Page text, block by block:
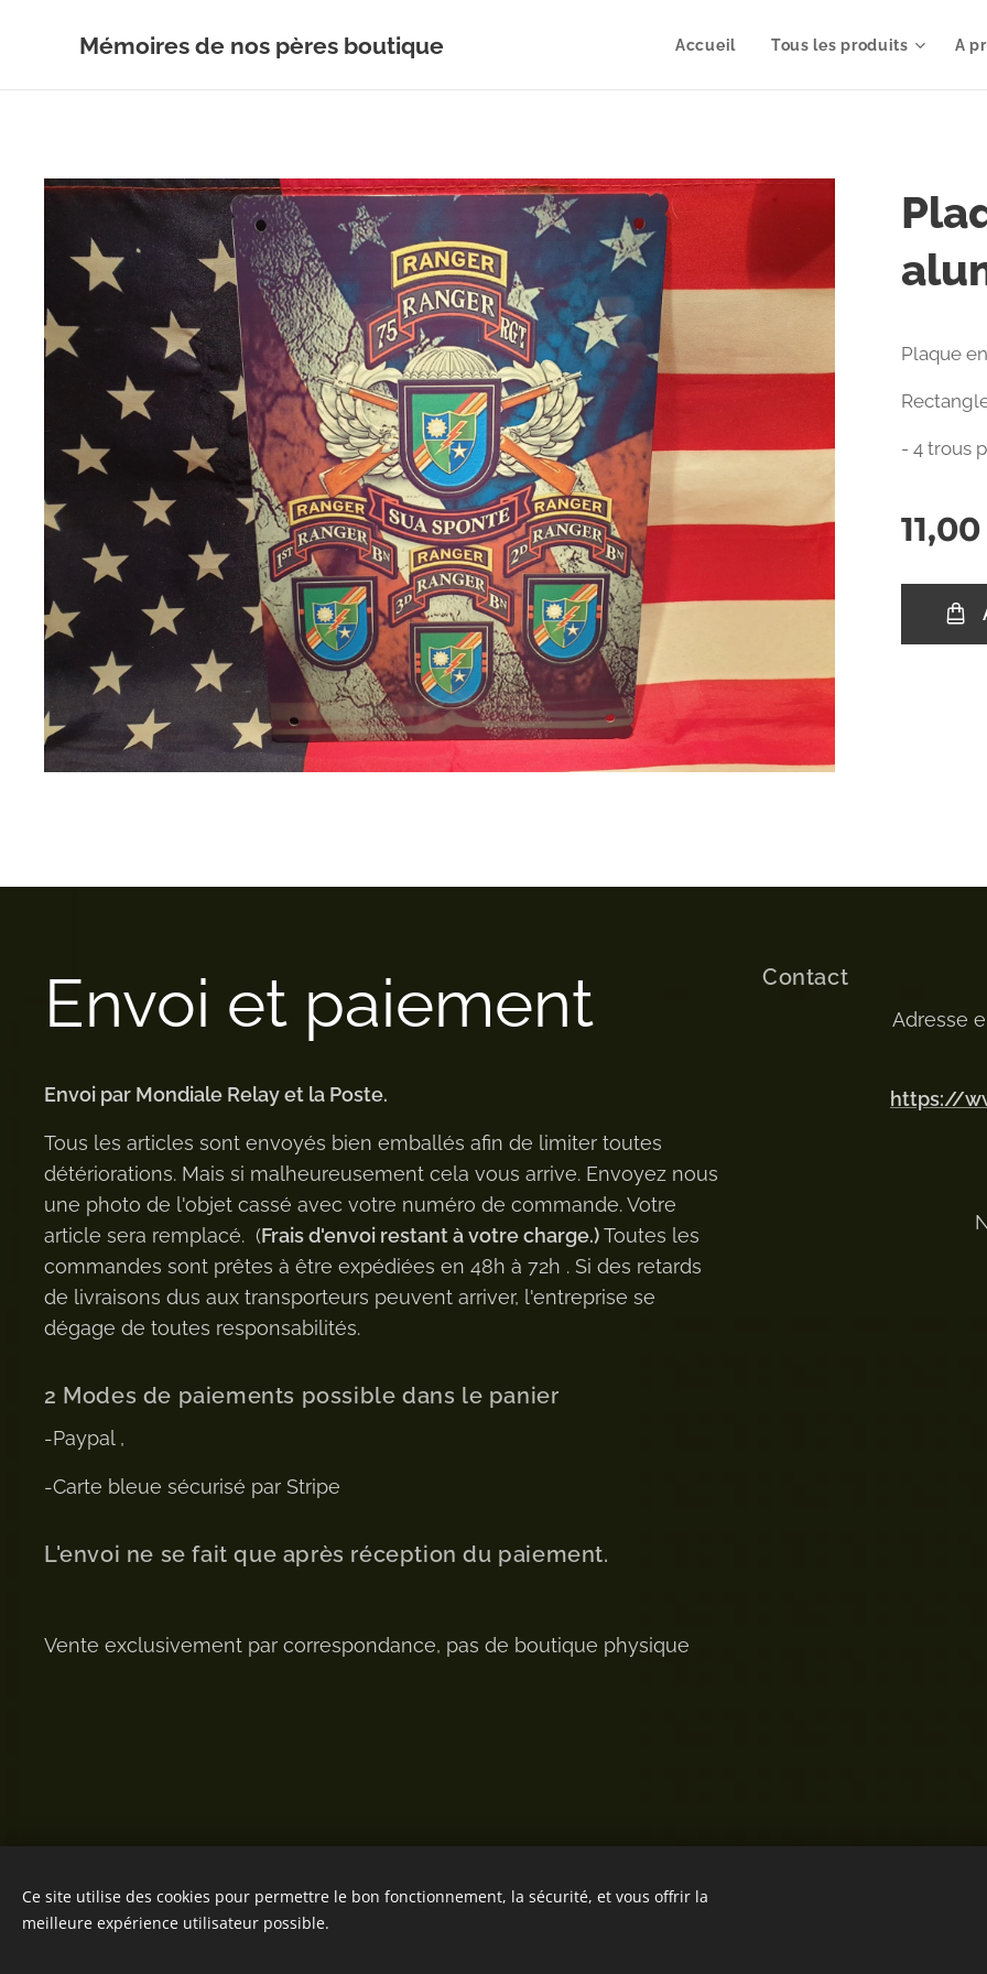
Mémoires de nos pères boutique Accueil Tous les produits A
Plaque
- 4 trous
11,00
Envoi et paiement
Envoi par Mondiale Relay et la Poste.
Tous les articles sont envoyés bien emballés afin de limiter toutes
détériorations. Mais si malheureusement cela vous arrive. Envoyez nous
une photo de l'objet cassé avec votre numéro de commande. Votre
article sera remplacé. (Frais d'envoi restant à votre charge.)Toutes les
commandes sont prêtes à être expédiées en 48h à 72h . Si des retards
de livraisons dus aux transporteurs peuvent arriver, l'entreprise se
dégage de toutes responsabilités.
2 Modes de paiements possible dans le panier
-Paypal ,
-Carte bleue sécurisé par Stripe
L'envoi ne se fait que après réception du paiement.
Vente exclusivement par correspondance, pas de boutique physique
Contact
Adresse
https://
Ce site utilise des cookies pour permettre le bon fonctionnement, la sécurité, et vous offrir la
meilleure expérience utilisateur possible.